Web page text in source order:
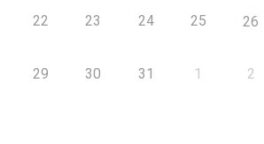
22 23 24 25 26
29 30 31 1 2